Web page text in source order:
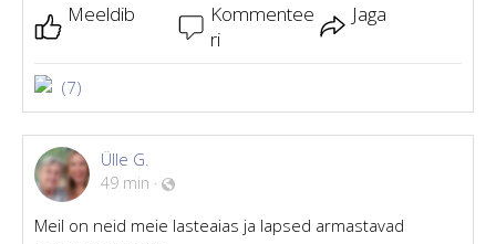
Meeldib
Kommentee
ri
Jaga
(7)
Ülle G.
49 min ·
Meil on neid meie lasteaias ja lapsed armastavad